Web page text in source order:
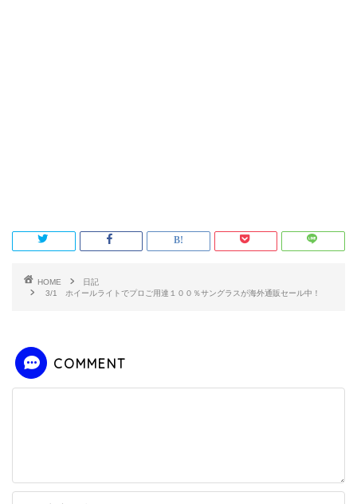
HOME
日記
3/1 ホイールライトでプロご用達１００％サングラスが海外通販セール中！
COMMENT